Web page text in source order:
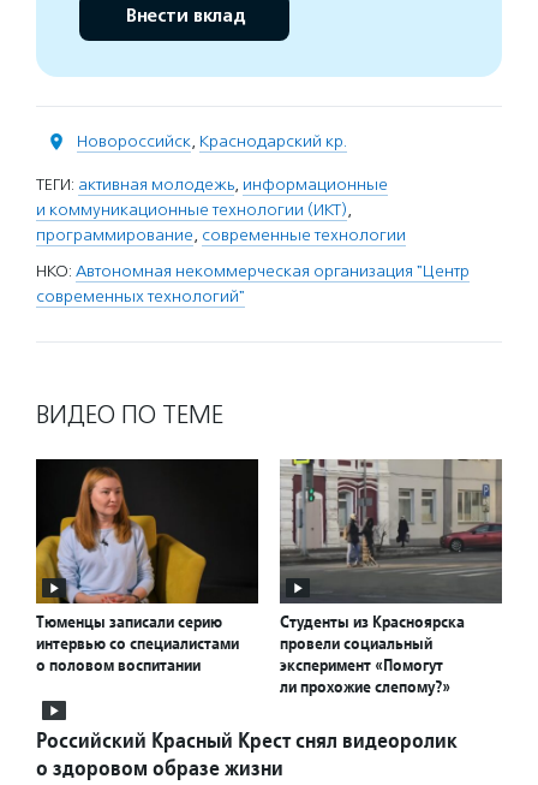
Внести вклад
Новороссийск, Краснодарский кр.
ТЕГИ: активная молодежь, информационные
и коммуникационные технологии (ИКТ),
программирование, современные технологии
НКО: Автономная некоммерческая организация "Центр
современных технологий"
ВИДЕО ПО ТЕМЕ
Тюменцы записали серию
интервью со специалистами
о половом воспитании
Студенты из Красноярска
провели социальный
эксперимент «Помогут
ли прохожие слепому?»
Российский Красный Крест снял видеоролик
о здоровом образе жизни